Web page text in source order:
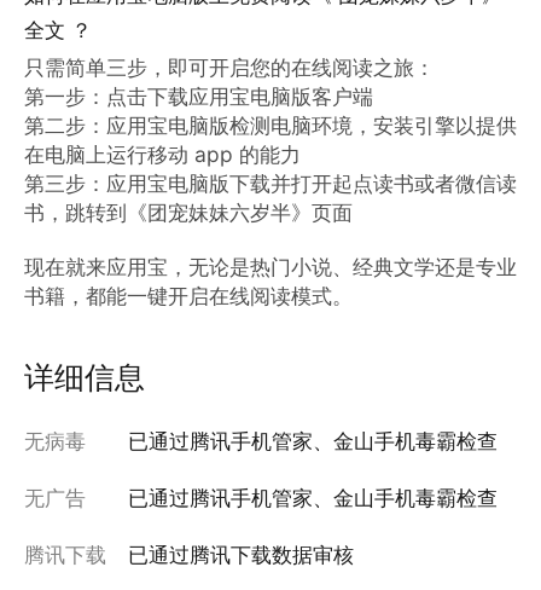
全文 ？
只需简单三步，即可开启您的在线阅读之旅：
第一步：点击下载应用宝电脑版客户端
第二步：应用宝电脑版检测电脑环境，安装引擎以提供
在电脑上运行移动 app 的能力
第三步：应用宝电脑版下载并打开起点读书或者微信读
书，跳转到《团宠妹妹六岁半》页面
现在就来应用宝，无论是热门小说、经典文学还是专业
书籍，都能一键开启在线阅读模式。
详细信息
无病毒 已通过腾讯手机管家、金山手机毒霸检查
无广告 已通过腾讯手机管家、金山手机毒霸检查
腾讯下载 已通过腾讯下载数据审核